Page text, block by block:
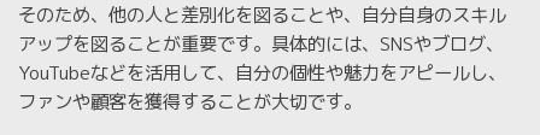
そのため、他の人と差別化を図ることや、自分自身のスキル
アップを図ることが重要です。具体的には、SNSやブログ、
YouTubeなどを活用して、自分の個性や魅力をアピールし、
ファンや顧客を獲得することが大切です。